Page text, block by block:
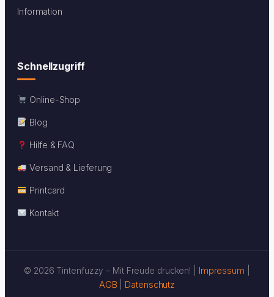
Information
Schnellzugriff
Online-Shop
Blog
Hilfe & FAQ
Versand & Lieferung
Printcard
Kontakt
© 2026 Tintenfuzzy – Mit Freude drucken! | Impressum
AGB Datenschutz